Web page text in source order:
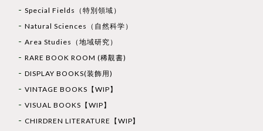
Special Fields（特別領域）
Natural Sciences（自然科学）
Area Studies（地域研究）
RARE BOOK ROOM (稀覯書)
DISPLAY BOOKS(装飾用)
VINTAGE BOOKS【WIP】
VISUAL BOOKS【WIP】
CHIRDREN LITERATURE【WIP】